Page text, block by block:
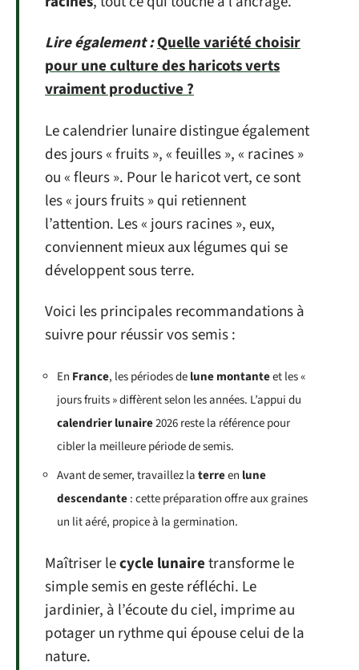
Lire également :Quelle variété choisir
pour une culture des haricots verts
vraiment productive ?
Le calendrier lunaire distingue également
des jours « fruits », « feuilles », « racines »
ou « fleurs ». Pour le haricot vert, ce sont
les « jours fruits » qui retiennent
l’attention. Les « jours racines », eux,
conviennent mieux aux légumes qui se
développent sous terre.
Voici les principales recommandations à
suivre pour réussir vos semis :
En France, les périodes delune montanteet les «
jours fruits » diffèrent selon les années. L’appui du
calendrier lunaire2026 reste la référence pour
cibler la meilleure période de semis.
Avant de semer, travaillez laterreen lune
descendante: cette préparation offre aux graines
un lit aéré, propice à la germination.
Maîtriser lecycle lunairetransforme le
simple semis en geste réfléchi. Le
jardinier, à l’écoute du ciel, imprime au
potager un rythme qui épouse celui de la
nature.